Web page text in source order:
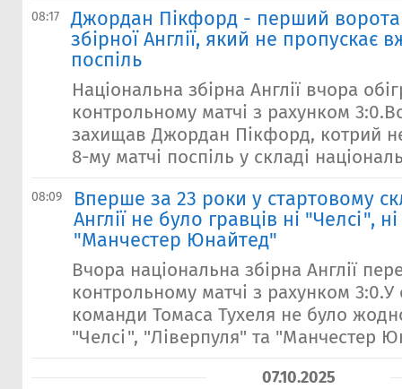
08:17
Джордан Пікфорд - перший воротар
збірної Англії, який не пропускає
поспіль
Національна збірна Англії вчора
контрольному матчі з рахунком
захищав Джордан Пікфорд, котрий
8-му матчі поспіль у складі
08:09
Вперше за 23 роки у стартовому
Англії не було гравців ні "Челсі",
"Манчестер Юнайтед"
Вчора національна збірна Англії
контрольному матчі з рахунком 3:0.У
команди Томаса Тухеля не було
"Челсі", "Ліверпуля" та "Манчестер
07.10.2025